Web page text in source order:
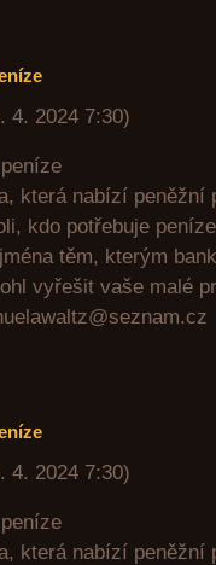
4. 2024 7:30)
která nabízí peněžní
kdo potřebuje
těm, kterým
vyřešit vaše malé
4. 2024 7:30)
která nabízí peněžní